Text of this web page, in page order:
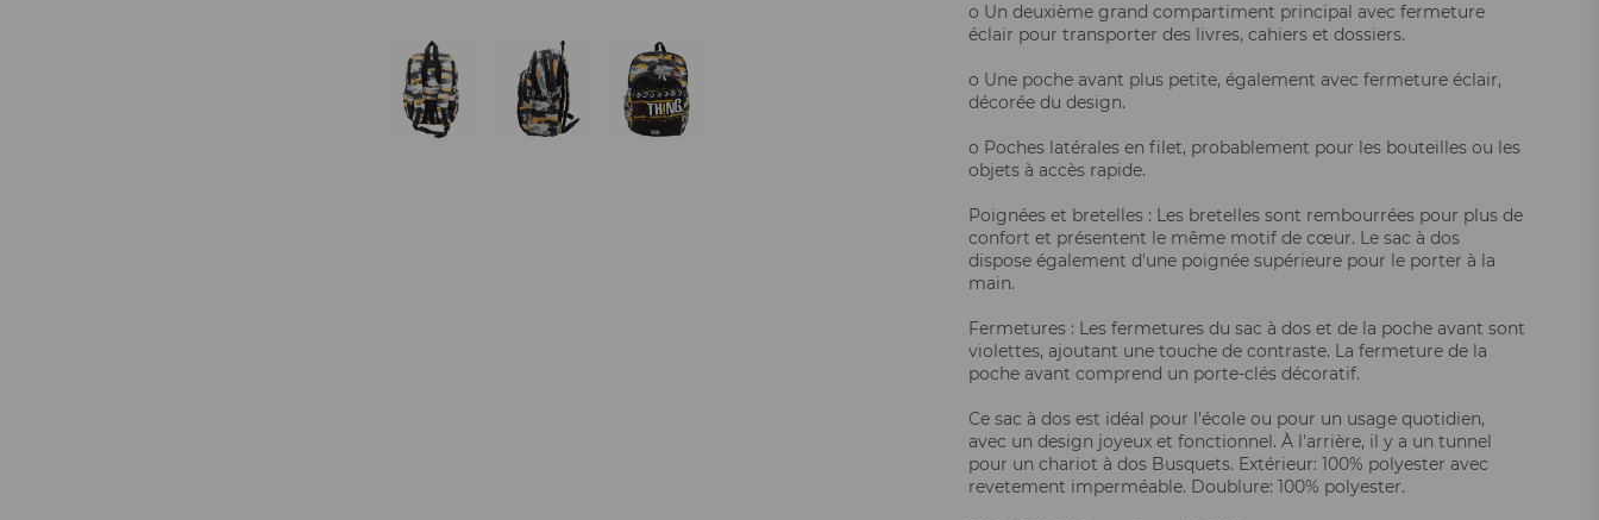
o Un deuxième grand compartiment principal avec fermeture
éclair pour transporter des livres, cahiers et dossiers.
o Une poche avant plus petite, également avec fermeture éclair,
décorée du design.
o Poches latérales en filet, probablement pour les bouteilles ou les
objets à accès rapide.
Poignées et bretelles : Les bretelles sont rembourrées pour plus de
confort et présentent le même motif de cœur. Le sac à dos
dispose également d'une poignée supérieure pour le porter à la
main.
Fermetures : Les fermetures du sac à dos et de la poche avant sont
violettes, ajoutant une touche de contraste. La fermeture de la
poche avant comprend un porte-clés décoratif.
Ce sac à dos est idéal pour l'école ou pour un usage quotidien,
avec un design joyeux et fonctionnel. À l'arrière, il y a un tunnel
pour un chariot à dos Busquets. Extérieur: 100% polyester avec
revetement imperméable. Doublure: 100% polyester.